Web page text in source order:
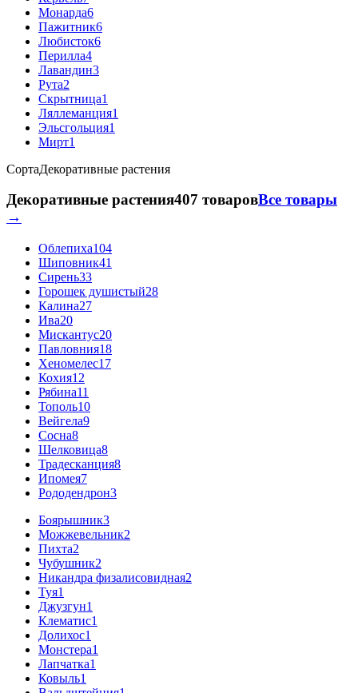
Монарда6
Пажитник6
Любисток6
Перилла4
Лавандин3
Рута2
Скрытница1
Ляллеманция1
Эльсгольция1
Мирт1
СортаДекоративные растения
Декоративные растения407 товаровВсе товары
→
Облепиха104
Шиповник41
Сирень33
Горошек душистый28
Калина27
Ива20
Мискантус20
Павловния18
Хеномелес17
Кохия12
Рябина11
Тополь10
Вейгела9
Сосна8
Шелковица8
Традесканция8
Ипомея7
Рододендрон3
Боярышник3
Можжевельник2
Пихта2
Чубушник2
Никандра физалисовидная2
Туя1
Джузгун1
Клематис1
Долихос1
Монстера1
Лапчатка1
Ковыль1